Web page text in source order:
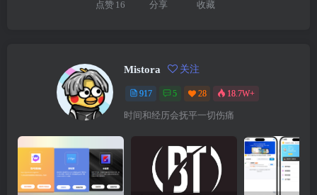
点赞 16 分享 收藏
Mistora 关注
917 5 28 18.7W+
时间和经历会抚平一切伤痛